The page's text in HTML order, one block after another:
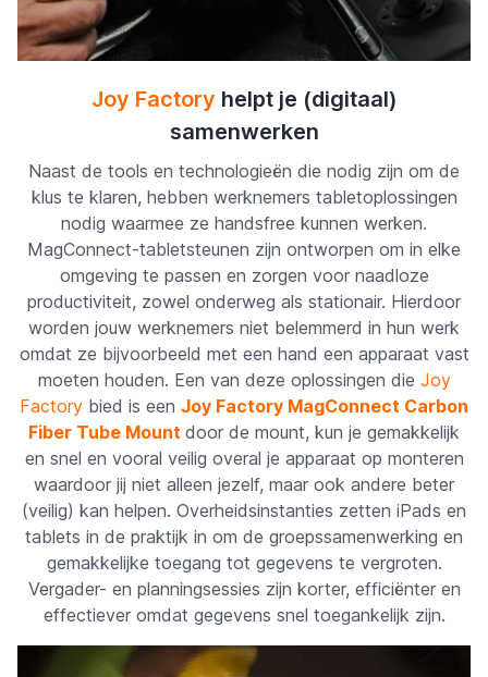
Joy Factory helpt je (digitaal)
samenwerken
Naast de tools en technologieën die nodig zijn om de
klus te klaren, hebben werknemers tabletoplossingen
nodig waarmee ze handsfree kunnen werken.
MagConnect-tabletsteunen zijn ontworpen om in elke
omgeving te passen en zorgen voor naadloze
productiviteit, zowel onderweg als stationair. Hierdoor
worden jouw werknemers niet belemmerd in hun werk
omdat ze bijvoorbeeld met een hand een apparaat vast
moeten houden. Een van deze oplossingen die Joy
Factory bied is een Joy Factory MagConnect Carbon
Fiber Tube Mount door de mount, kun je gemakkelijk
en snel en vooral veilig overal je apparaat op monteren
waardoor jij niet alleen jezelf, maar ook andere beter
(veilig) kan helpen. Overheidsinstanties zetten iPads en
tablets in de praktijk in om de groepssamenwerking en
gemakkelijke toegang tot gegevens te vergroten.
Vergader- en planningsessies zijn korter, efficiënter en
effectiever omdat gegevens snel toegankelijk zijn.